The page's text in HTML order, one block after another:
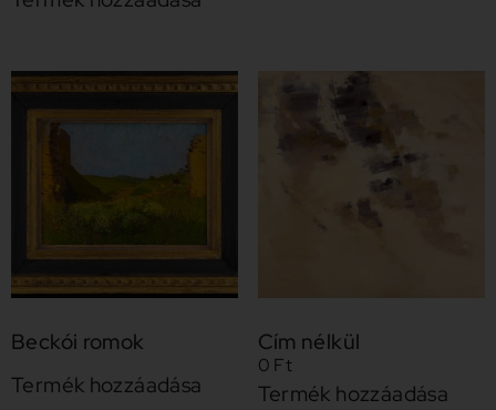
Beckói romok
Termék hozzáadása
Cím nélkül
0 Ft
Termék hozzáadása